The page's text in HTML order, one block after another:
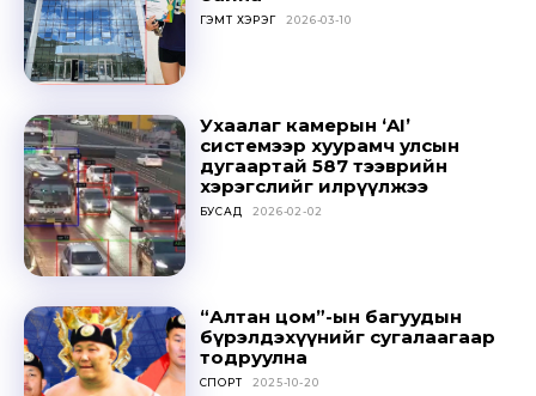
ГЭМТ ХЭРЭГ 2026-03-10
Ухаалаг камерын ‘AI’
системээр хуурамч улсын
дугаартай 587 тээврийн
хэрэгслийг илрүүлжээ
БУСАД 2026-02-02
“Алтан цом”-ын багуудын
бүрэлдэхүүнийг сугалаагаар
тодруулна
СПОРТ 2025-10-20